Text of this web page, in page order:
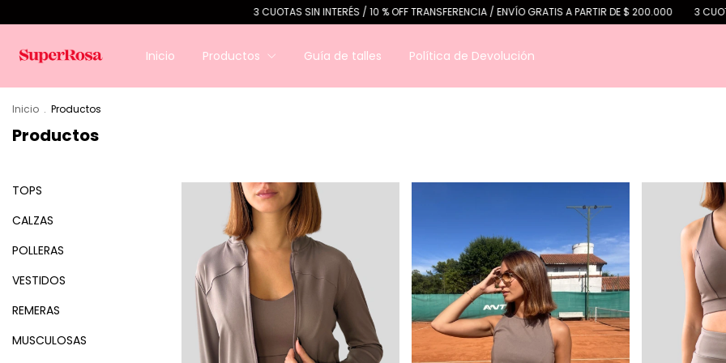
3 CUOTAS SIN INTERÉS / 10 % OFF TRANSFERENCIA / ENVÍO GRATIS A PARTIR DE $ 200.000 3 CUOTAS SIN INTERÉS / 10 %
Inicio Productos Guía de talles Política de Devolución
Inicio . Productos
Productos
TOPS
CALZAS
POLLERAS
VESTIDOS
REMERAS
MUSCULOSAS